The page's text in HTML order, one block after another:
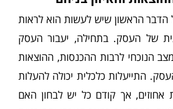
הדבר הראשון שיש לעשות הוא לראות
של העסק. בתחילה, יעבור העסק
הנוכחי לרבות ההכנסות, ההוצאות
התייעלות כלכלית יכולה להעלות
אחוזים, אך קודם כל יש לבחון האם